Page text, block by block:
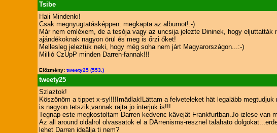
Tsibe
Hali Mindenki!
Csak megnyugtatásképpen: megkapta az albumot!:-)
Már nem emléxem, de a tesója vagy az uncsija jelezte Dininek, hogy
ajándékoknak nagyon örül és meg is őrzi őket!
Mellesleg jeleztük neki, hogy még soha nem járt Magyarországon...:-)
Millió CzUpP minden Darren-fannak!!!
Előzmény: tweety25 (553.)
tweety25
Sziaztok!
Köszönöm a tippet x-syl!!!Imädlak!Lättam a felveteleket hät legaläbb
is nagyon tetszik,vannak rajta jo interjuk is!!!
Tegnap este megkostoltam Darren kedvenc kävejät Frankfurtban.Jo izlese
Az all around oldalrol olvassatok el a DArrenisms-resznel talahato
lehet Darren ideälja ti nem?